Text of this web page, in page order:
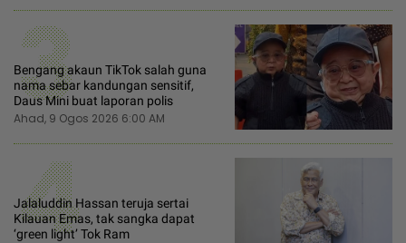
3
Bengang akaun TikTok salah guna
nama sebar kandungan sensitif,
Daus Mini buat laporan polis
Ahad, 9 Ogos 2026 6:00 AM
4
Jalaluddin Hassan teruja sertai
Kilauan Emas, tak sangka dapat
‘green light’ Tok Ram